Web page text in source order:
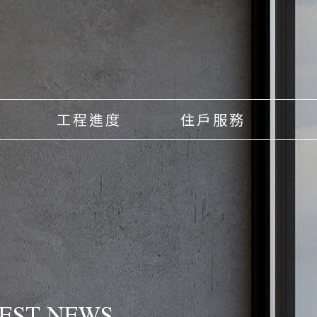
工程進度 住戶服務